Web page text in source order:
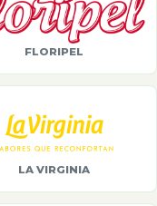
FLORIPEL
LA VIRGINIA